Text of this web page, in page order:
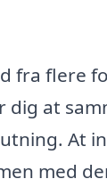
fra flere
at
At
med